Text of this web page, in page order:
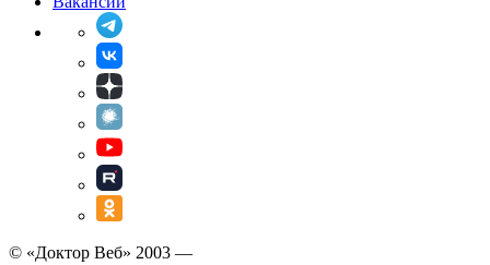
© «Доктор Веб» 2003 —